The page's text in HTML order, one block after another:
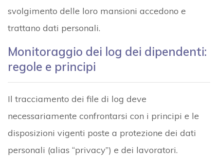
svolgimento delle loro mansioni accedono e
trattano dati personali.
Monitoraggio dei log dei dipendenti:
regole e principi
Il tracciamento dei file di log deve
necessariamente confrontarsi con i principi e le
disposizioni vigenti poste a protezione dei dati
personali (alias “privacy”) e dei lavoratori.